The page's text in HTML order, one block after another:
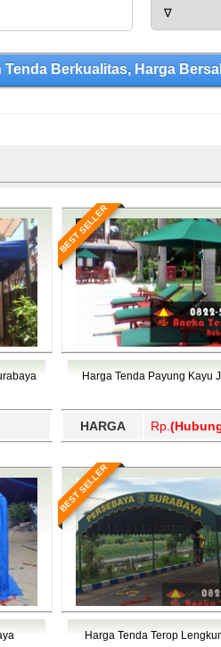
Berkualitas, Harga
BEST SELLER
Harga Tenda Payung Kayu
HARGA Rp.
BEST SELLER
Harga Tenda Terop